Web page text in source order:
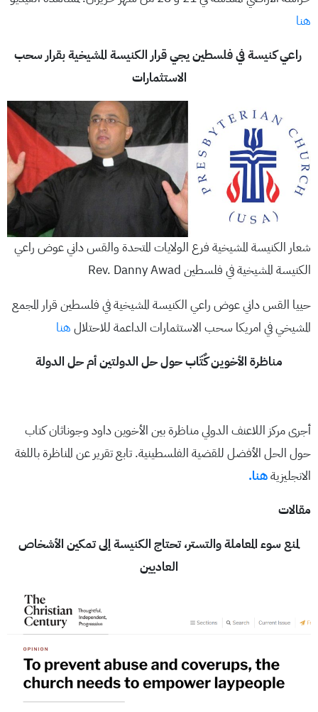
هنا
راعي كنيسة في فلسطين يجي قرار الكنيسة المشيخية بقرار سحب
الاستثمارات
شعار الكنيسة المشيخية فرع الولايات المتحدة والقس داني عوض راعي
الكنيسة المشيخية في فلسطين Rev. Danny Awad
حييا القس داني عوض راعي الكنيسة المشيخية في فلسطين قرار المجمع
المشيخي في امريكا سحب الاستثمارات الداعمة للاحتلال هنا
مناظرة الأخوين كٌتّاب حول حل الدولتين أم حل الدولة
أجرى مركز اللاعنف الدولي مناظرة بين الأخوين داود وجوناثان كتاب
حول الحل الأفضل للقضية الفلسطينية. تابع تقرير عن المناظرة باللغة
الانجليزيةهنا.
مقالات
لمنع سوء المعاملة والتستر، تحتاج الكنيسة إلى تمكين الأشخاص
العاديين